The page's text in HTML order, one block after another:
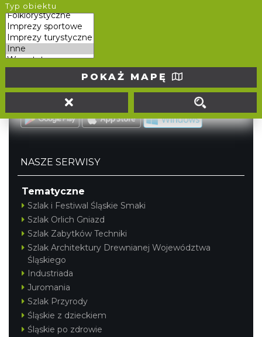
Typ obiektu
POKAŻ MAPĘ
tel. (32) 207 207 1
info@slaskie.travel
Portal powstał w ramach projektu
Mobilne Śląskie
Darmowa aplikacjaSLASKIE.traveldostępna na
platformach
NASZE SERWISY
Tematyczne
Szlak i Festiwal Śląskie Smaki
Szlak Orlich Gniazd
Szlak Zabytków Techniki
Szlak Architektury Drewnianej Województwa
Śląskiego
Industriada
Juromania
Szlak Przyrody
Śląskie z dzieckiem
Śląskie po zdrowie